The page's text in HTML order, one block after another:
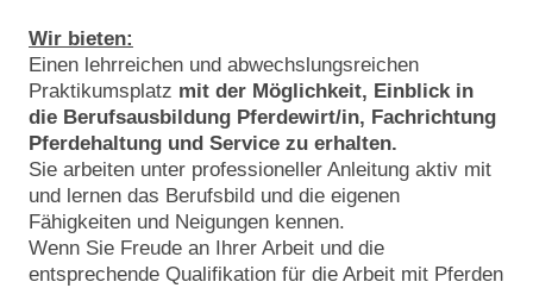
Wir bieten:
Einen lehrreichen und abwechslungsreichen
Praktikumsplatz mit der Möglichkeit, Einblick in
die Berufsausbildung Pferdewirt/in, Fachrichtung
Pferdehaltung und Service zu erhalten.
Sie arbeiten unter professioneller Anleitung aktiv mit
und lernen das Berufsbild und die eigenen
Fähigkeiten und Neigungen kennen.
Wenn Sie Freude an Ihrer Arbeit und die
entsprechende Qualifikation für die Arbeit mit Pferden